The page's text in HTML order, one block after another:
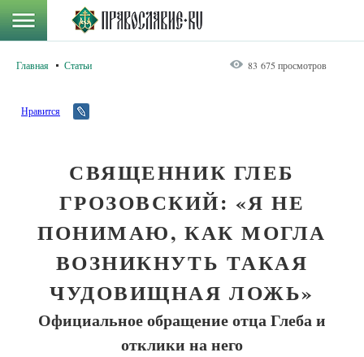
Главная Статьи 83 675 просмотров
Нравится
СВЯЩЕННИК ГЛЕБ
ГРОЗОВСКИЙ: «Я НЕ
ПОНИМАЮ, КАК МОГЛА
ВОЗНИКНУТЬ ТАКАЯ
ЧУДОВИЩНАЯ ЛОЖЬ»
Официальное обращение отца Глеба и
отклики на него